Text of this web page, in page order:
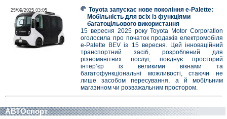
25/09/2025 03:05
25/09/2025 03:05
Toyota запускає нове покоління e-Palette:
Мобільність для всіх із функціями
багатоцільового використання
15 вересня 2025 року Toyota Motor Corporation
оголосила про початок продажів електромобіля
e-Palette BEV із 15 вересня. Цей інноваційний
транспортний засіб, розроблений для
різноманітних послуг, поєднує просторий
інтер’єр із великими вікнами та
багатофункціональні можливості, стаючи не
лише засобом пересування, а й мобільним
магазином чи розважальним простором.
АВТОспорт